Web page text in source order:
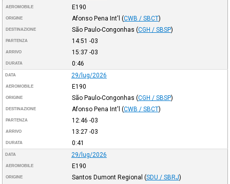
AEROMOBILE E190
ORIGINE Afonso Pena Int'l (CWB / SBCT)
DESTINAZIONE São Paulo-Congonhas (CGH / SBSP)
PARTENZA 14:51 -03
ARRIVO 15:37 -03
DURATA 0:46
DATA 29/lug/2026
AEROMOBILE E190
ORIGINE São Paulo-Congonhas (CGH / SBSP)
DESTINAZIONE Afonso Pena Int'l (CWB / SBCT)
PARTENZA 12:46 -03
ARRIVO 13:27 -03
DURATA 0:41
DATA 29/lug/2026
AEROMOBILE E190
ORIGINE Santos Dumont Regional (SDU / SBRJ)